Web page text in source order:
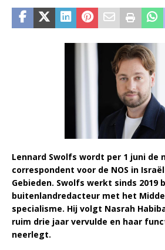
Lennard Swolfs wordt per 1 juni de
correspondent voor de NOS in
Gebieden. Swolfs werkt sinds 2019
buitenlandredacteur met het
specialisme. Hij volgt Nasrah
ruim drie jaar vervulde en haar
neerlegt.